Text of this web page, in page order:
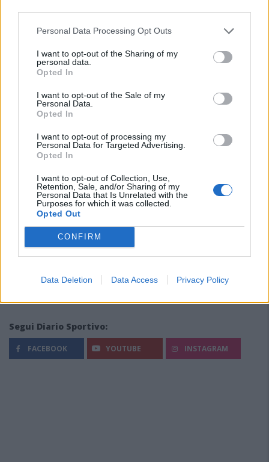
Personal Data Processing Opt Outs
I want to opt-out of the Sharing of my
personal data.
Opted In
I want to opt-out of the Sale of my
Personal Data.
Opted In
I want to opt-out of processing my
Personal Data for Targeted Advertising.
Opted In
I want to opt-out of Collection, Use,
Retention, Sale, and/or Sharing of my
Personal Data that Is Unrelated with the
Purposes for which it was collected.
Opted Out
CONFIRM
Data Deletion Data Access Privacy Policy
6 Ago 2026
Altri innesti all'Ilva: ecco il '98' Riccardo Fiori
Segui Diario Sportivo:
FACEBOOK YOUTUBE INSTAGRAM